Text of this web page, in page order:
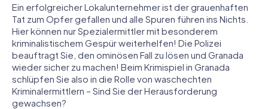
Ein erfolgreicher Lokalunternehmer ist der grauenhaften
Tat zum Opfer gefallen und alle Spuren führen ins Nichts.
Hier können nur Spezialermittler mit besonderem
kriminalistischem Gespür weiterhelfen! Die Polizei
beauftragt Sie, den ominösen Fall zu lösen und Granada
wieder sicher zu machen! Beim Krimispiel in Granada
schlüpfen Sie also in die Rolle von waschechten
Kriminalermittlern – Sind Sie der Herausforderung
gewachsen?